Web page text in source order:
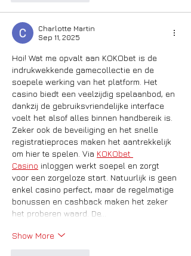
Charlotte Martin
Sep 11, 2025
Hoi! Wat me opvalt aan KOKObet is de
indrukwekkende gamecollectie en de
soepele werking van het platform. Het
casino biedt een veelzijdig spelaanbod, en
dankzij de gebruiksvriendelijke interface
voelt het alsof alles binnen handbereik is.
Zeker ook de beveiliging en het snelle
registratieproces maken het aantrekkelijk
om hier te spelen. Via KOKObet
Casino inloggen werkt soepel en zorgt
voor een zorgeloze start. Natuurlijk is geen
enkel casino perfect, maar de regelmatige
bonussen en cashback maken het zeker
het proberen waard. De…
Show More